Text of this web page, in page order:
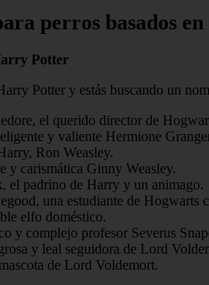
perros basados
Potter
Potter y estás buscando un
el querido director de
y valiente Hermione
Ron Weasley.
y carismática Ginny Weasley.
el padrino de Harry y un animago.
una estudiante de Hogwarts
elfo doméstico.
y complejo profesor Severus
y leal seguidora de Lord
de Lord Voldemort.